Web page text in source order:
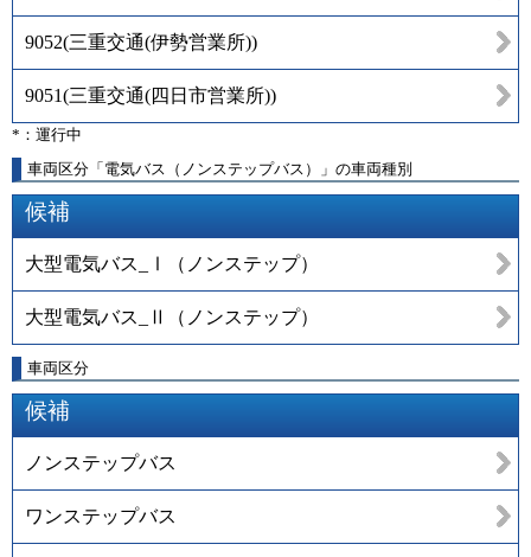
9052(三重交通(伊勢営業所))
9051(三重交通(四日市営業所))
*：運行中
車両区分「電気バス（ノンステップバス）」の車両種別
候補
大型電気バス_Ⅰ（ノンステップ）
大型電気バス_Ⅱ（ノンステップ）
車両区分
候補
ノンステップバス
ワンステップバス